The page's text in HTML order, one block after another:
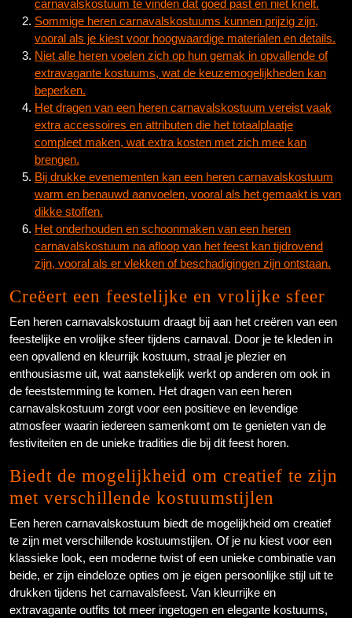
carnavalskostuum te vinden dat goed past en niet knelt.
Sommige heren carnavalskostuums kunnen prijzig zijn,
vooral als je kiest voor hoogwaardige materialen en details.
Niet alle heren voelen zich op hun gemak in opvallende of
extravagante kostuums, wat de keuzemogelijkheden kan
beperken.
Het dragen van een heren carnavalskostuum vereist vaak
extra accessoires en attributen die het totaalplaatje
compleet maken, wat extra kosten met zich mee kan
brengen.
Bij drukke evenementen kan een heren carnavalskostuum
warm en benauwd aanvoelen, vooral als het gemaakt is van
dikke stoffen.
Het onderhouden en schoonmaken van een heren
carnavalskostuum na afloop van het feest kan tijdrovend
zijn, vooral als er vlekken of beschadigingen zijn ontstaan.
Creëert een feestelijke en vrolijke sfeer
Een heren carnavalskostuum draagt bij aan het creëren van een
feestelijke en vrolijke sfeer tijdens carnaval. Door je te kleden in
een opvallend en kleurrijk kostuum, straal je plezier en
enthousiasme uit, wat aanstekelijk werkt op anderen om ook in
de feeststemming te komen. Het dragen van een heren
carnavalskostuum zorgt voor een positieve en levendige
atmosfeer waarin iedereen samenkomt om te genieten van de
festiviteiten en de unieke tradities die bij dit feest horen.
Biedt de mogelijkheid om creatief te zijn
met verschillende kostuumstijlen
Een heren carnavalskostuum biedt de mogelijkheid om creatief
te zijn met verschillende kostuumstijlen. Of je nu kiest voor een
klassieke look, een moderne twist of een unieke combinatie van
beide, er zijn eindeloze opties om je eigen persoonlijke stijl uit te
drukken tijdens het carnavalsfeest. Van kleurrijke en
extravagante outfits tot meer ingetogen en elegante kostuums,